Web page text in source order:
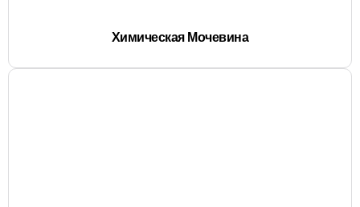
Химическая Мочевина